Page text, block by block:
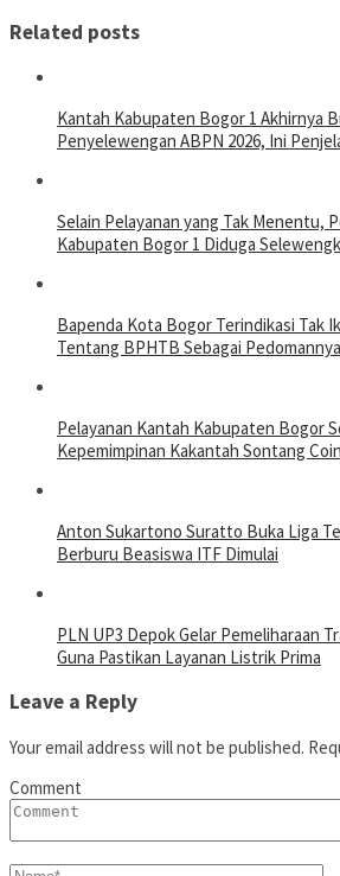
Related posts
Kantah Kabupaten Bogor 1 Akhirnya
Penyelewengan ABPN 2026, Ini
Selain Pelayanan yang Tak Menentu,
Kabupaten Bogor 1 Diduga
Bapenda Kota Bogor Terindikasi Tak
Tentang BPHTB Sebagai
Pelayanan Kantah Kabupaten Bogor
Kepemimpinan Kakantah Sontang
Anton Sukartono Suratto Buka Liga
Berburu Beasiswa ITF Dimulai
PLN UP3 Depok Gelar Pemeliharaan
Guna Pastikan Layanan Listrik Prima
Leave a Reply
Your email address will not be published.
Comment